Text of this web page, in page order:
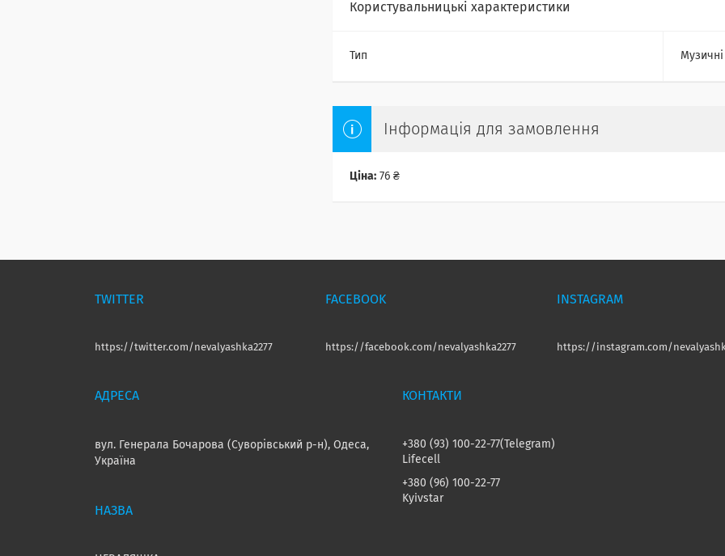
Користувальницькі характеристики
Тип Музичні
Інформація для замовлення
Ціна: 76 ₴
TWITTER
https://twitter.com/nevalyashka2277
FACEBOOK
https://facebook.com/nevalyashka2277
INSTAGRAM
https://instagram.com/
вул. Генерала Бочарова (Суворівський р-н), Одеса,
Україна
+380 (93) 100-22-77
Telegram
Lifecell
+380 (96) 100-22-77
Kyivstar